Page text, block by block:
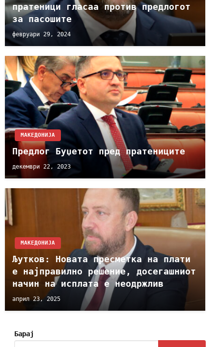
пратеници гласаа против предлогот
за пасошите
февруари 29, 2024
МАКЕДОНИЈА
Предлог Буџетот пред пратениците
декември 22, 2023
МАКЕДОНИЈА
Љутков: Новата пресметка на плати
е најправилно решение, досегашниот
начин на исплата е неодржлив
април 23, 2025
Барај